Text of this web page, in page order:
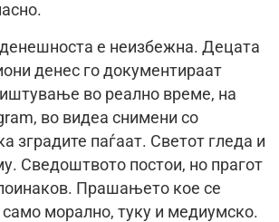
е неизбежна. Децата
денес го документираат
во реално време, на
во видеа снимени со
зградите паѓаат. Светот гледа и
Сведоштвото постои, но прагот
Прашањето кое се
морално, туку и медиумско.